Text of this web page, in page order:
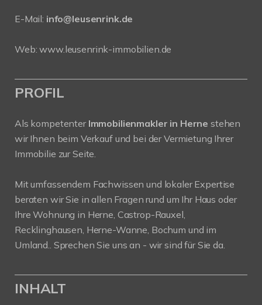
E-Mail: info@leusenrink.de
Web:www.leusenrink-immobilien.de
PROFIL
Als kompetenter Immobilienmakler in Herne stehen
wir Ihnen beim Verkauf und bei der Vermietung Ihrer
Immobilie zur Seite.
Mit umfassendem Fachwissen und lokaler Expertise
beraten wir Sie in allen Fragen rund um Ihr Haus oder
Ihre Wohnung in Herne, Castrop-Rauxel,
Recklinghausen, Herne-Wanne, Bochum und im
Umland.. Sprechen Sie uns an - wir sind für Sie da.
INHALT